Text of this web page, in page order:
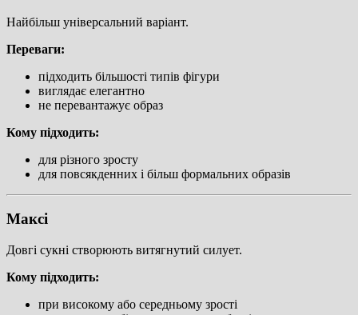
Найбільш універсальний варіант.
Переваги:
підходить більшості типів фігури
виглядає елегантно
не перевантажує образ
Кому підходить:
для різного зросту
для повсякденних і більш формальних образів
Максі
Довгі сукні створюють витягнутий силует.
Кому підходить:
при високому або середньому зрості